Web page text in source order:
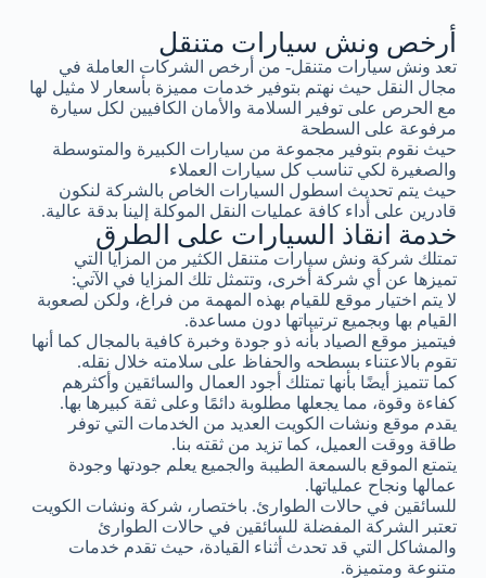
أرخص ونش سيارات متنقل
تعد ونش سيارات متنقل- من أرخص الشركات العاملة في
مجال النقل حيث نهتم بتوفير خدمات مميزة بأسعار لا مثيل لها
مع الحرص على توفير السلامة والأمان الكافيين لكل سيارة
مرفوعة على السطحة
حيث نقوم بتوفير مجموعة من سيارات الكبيرة والمتوسطة
والصغيرة لكي تناسب كل سيارات العملاء
حيث يتم تحديث اسطول السيارات الخاص بالشركة لنكون
قادرين على أداء كافة عمليات النقل الموكلة إلينا بدقة عالية.
خدمة انقاذ السيارات على الطرق
تمتلك شركة ونش سيارات متنقل الكثير من المزايا التي
تميزها عن أي شركة أخرى، وتتمثل تلك المزايا في الآتي:
لا يتم اختيار موقع للقيام بهذه المهمة من فراغ، ولكن لصعوبة
القيام بها وبجميع ترتيباتها دون مساعدة.
فيتميز موقع الصياد بأنه ذو جودة وخبرة كافية بالمجال كما أنها
تقوم بالاعتناء بسطحه والحفاظ على سلامته خلال نقله.
كما تتميز أيضًا بأنها تمتلك أجود العمال والسائقين وأكثرهم
كفاءة وقوة، مما يجعلها مطلوبة دائمًا وعلى ثقة كبيرها بها.
يقدم موقع ونشات الكويت العديد من الخدمات التي توفر
طاقة ووقت العميل، كما تزيد من ثقته بنا.
يتمتع الموقع بالسمعة الطيبة والجميع يعلم جودتها وجودة
عمالها ونجاح عملياتها.
للسائقين في حالات الطوارئ. باختصار، شركة ونشات الكويت
تعتبر الشركة المفضلة للسائقين في حالات الطوارئ
والمشاكل التي قد تحدث أثناء القيادة، حيث تقدم خدمات
متنوعة ومتميزة.